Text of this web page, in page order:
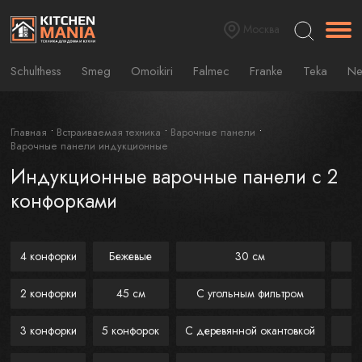
Москва
Schulthess Smeg Omoikiri Falmec Franke Teka
Главная Встраиваемая техника
Варочные панели
Варочные панели индукционные
Индукционные варочные панели с 2
конфорками
4 конфорки
2 конфорки
3 конфорки
Бежевые
45 см
5 конфорок
30 см
С угольным фильтром
С деревянной окантовкой